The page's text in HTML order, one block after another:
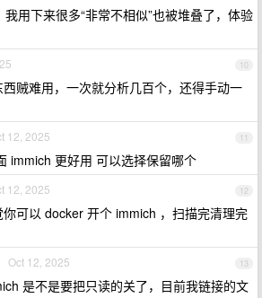
我用下来很多“非常不相似”也被堆叠了，体验
10
西贼难用，一次就分析几百个，还得手动一
11
12, 2025
immich 更好用 可以选择保留哪个
12
12, 2025
你可以 docker 开个 immich ，扫描完清理完
13
Oct 12, 2025
是不是要把只读的关了，目前我链接的文